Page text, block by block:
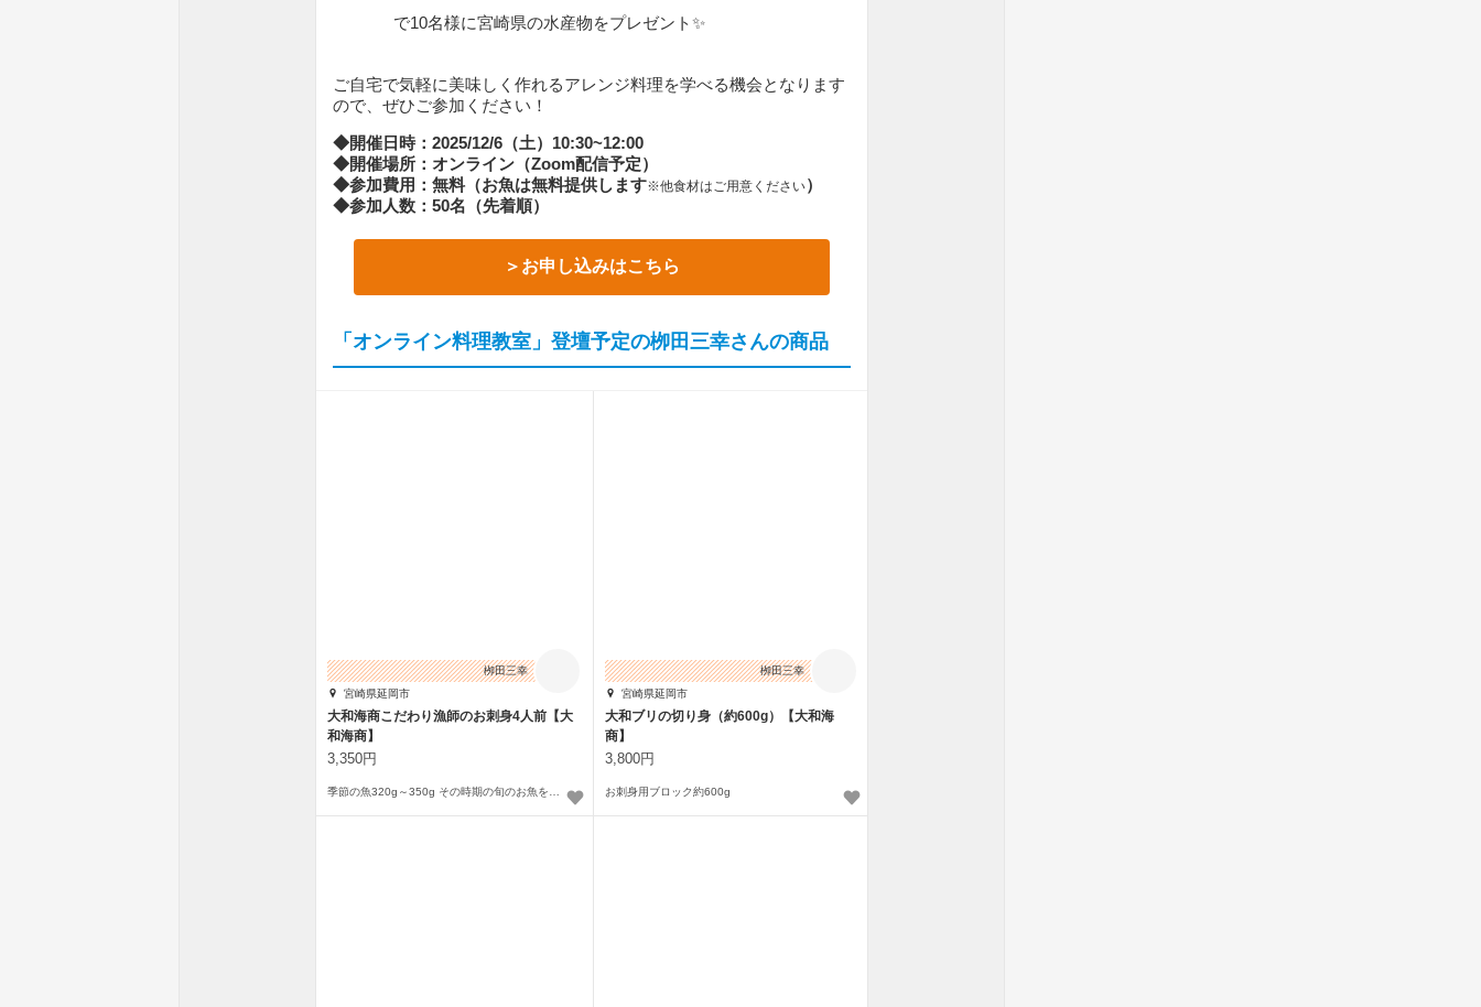
で10名様に宮崎県の水産物をプレゼント✨
ご自宅で気軽に美味しく作れるアレンジ料理を学べる機会となります
ので、ぜひご参加ください！
◆開催日時：2025/12/6（土）10:30~12:00
◆開催場所：オンライン（Zoom配信予定）
◆参加費用：無料（お魚は無料提供します※他食材はご用意ください）
◆参加人数：50名（先着順）
＞お申し込みはこちら
「オンライン料理教室」登壇予定の栁田三幸さんの商品
栁田三幸
宮崎県延岡市
大和海商こだわり漁師のお刺身4人前【大
和海商】
3,350円
季節の魚320g～350g その時期の旬のお魚を厳選したお造り
栁田三幸
宮崎県延岡市
大和ブリの切り身（約600g）【大和海
商】
3,800円
お刺身用ブロック約600g